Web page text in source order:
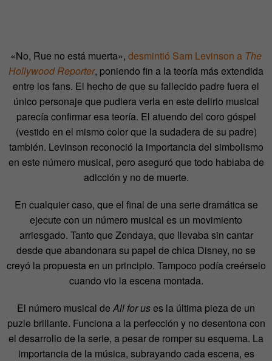
«No, Rue no está muerta», desmintió Sam Levinson a The
Hollywood Reporter, poniendo fin a la teoría más extendida
entre los fans. El hecho de que su fallecido padre fuera el
único personaje que pudiera verla en este delirio musical
parecía confirmar esa teoría. El atuendo del coro góspel
(vestido en el mismo color que la sudadera de su padre)
también. Levinson reconoció la importancia del simbolismo
en este número musical, pero aseguró que todo hablaba de
adicción y no de muerte.
En cualquier caso, que el final de una serie dramática se
ejecute con un número musical es un movimiento
arriesgado. Tanto que Zendaya, que llevaba sin cantar
desde que abandonara su papel de chica Disney, no se
creyó la propuesta en un principio. Tampoco podía creérselo
cuando vio la escena montada.
El número musical de All for uses la última pieza de un
puzle brillante. Funciona a la perfección y no desentona con
el desarrollo de la serie, a pesar de romper su esquema. La
importancia de la música, subrayando cada escena, es